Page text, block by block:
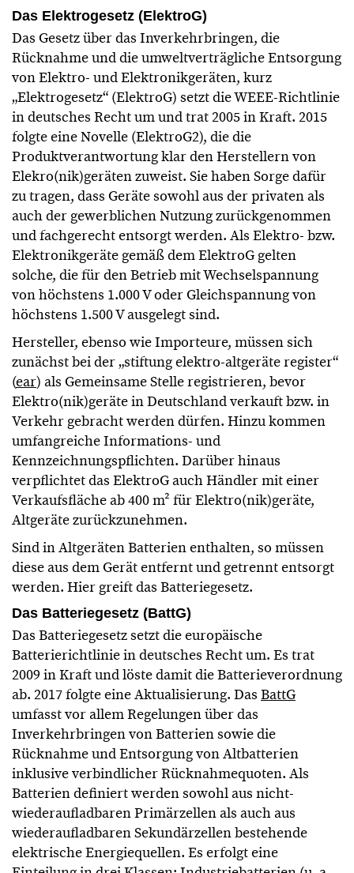
Das Elektrogesetz (ElektroG)
Das Gesetz über das Inverkehrbringen, die
Rücknahme und die umweltverträgliche Entsorgung
von Elektro- und Elektronikgeräten, kurz
„Elektrogesetz“ (ElektroG) setzt die WEEE-Richtlinie
in deutsches Recht um und trat 2005 in Kraft. 2015
folgte eine Novelle (ElektroG2), die die
Produktverantwortung klar den Herstellern von
Elekro(nik)geräten zuweist. Sie haben Sorge dafür
zu tragen, dass Geräte sowohl aus der privaten als
auch der gewerblichen Nutzung zurückgenommen
und fachgerecht entsorgt werden. Als Elektro- bzw.
Elektronikgeräte gemäß dem ElektroG gelten
solche, die für den Betrieb mit Wechselspannung
von höchstens 1.000 V oder Gleichspannung von
höchstens 1.500 V ausgelegt sind.
Hersteller, ebenso wie Importeure, müssen sich
zunächst bei der „stiftung elektro-altgeräte register“
(ear) als Gemeinsame Stelle registrieren, bevor
Elektro(nik)geräte in Deutschland verkauft bzw. in
Verkehr gebracht werden dürfen. Hinzu kommen
umfangreiche Informations- und
Kennzeichnungspflichten. Darüber hinaus
verpflichtet das ElektroG auch Händler mit einer
Verkaufsfläche ab 400 m² für Elektro(nik)geräte,
Altgeräte zurückzunehmen.
Sind in Altgeräten Batterien enthalten, so müssen
diese aus dem Gerät entfernt und getrennt entsorgt
werden. Hier greift das Batteriegesetz.
Das Batteriegesetz (BattG)
Das Batteriegesetz setzt die europäische
Batterierichtlinie in deutsches Recht um. Es trat
2009 in Kraft und löste damit die Batterieverordnung
ab. 2017 folgte eine Aktualisierung. Das BattG
umfasst vor allem Regelungen über das
Inverkehrbringen von Batterien sowie die
Rücknahme und Entsorgung von Altbatterien
inklusive verbindlicher Rücknahmequoten. Als
Batterien definiert werden sowohl aus nicht-
wiederaufladbaren Primärzellen als auch aus
wiederaufladbaren Sekundärzellen bestehende
elektrische Energiequellen. Es erfolgt eine